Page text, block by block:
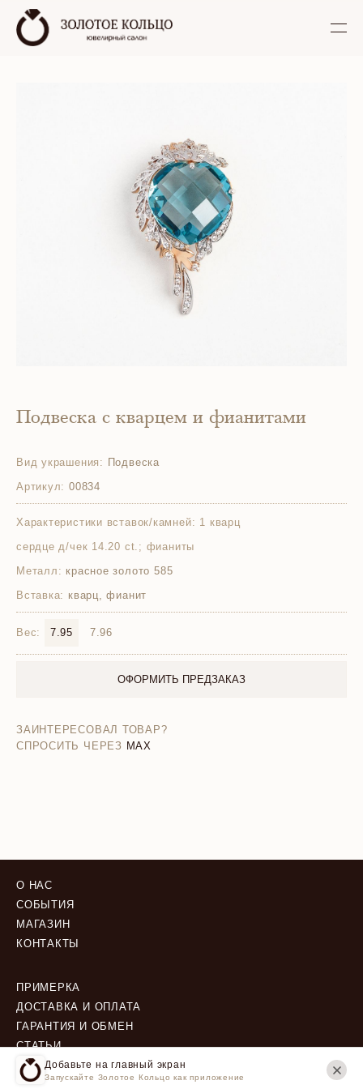
Добавьте на главный экран
Запускайте Золотое Кольцо как приложение
Подвеска с кварцем и фианитами
Вид украшения: Подвеска
Артикул: 00834
Характеристики вставок/камней: 1 кварц
сердце д/чек 14.20 ct.; фианиты
Металл: красное золото 585
Вставка: кварц, фианит
Вес: 7.95 7.96
ОФОРМИТЬ ПРЕДЗАКАЗ
ЗАИНТЕРЕСОВАЛ ТОВАР?
СПРОСИТЬ ЧЕРЕЗ MAX
О НАС
СОБЫТИЯ
МАГАЗИН
КОНТАКТЫ
ПРИМЕРКА
ДОСТАВКА И ОПЛАТА
ГАРАНТИЯ И ОБМЕН
СТАТЬИ